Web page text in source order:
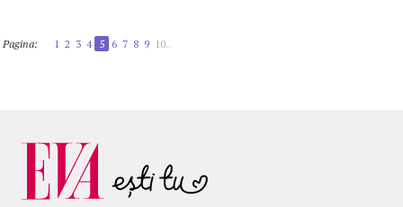
Pagina: 1 2 3 4 5 6 7 8 9 10..